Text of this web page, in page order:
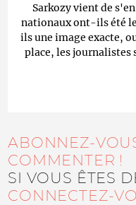
Sarkozy vient de
nationaux ont-ils été
ils une image exacte,
place, les
ABONNEZ-
COMMENTER !
SI VOUS ÊTES
CONNECTEZ-